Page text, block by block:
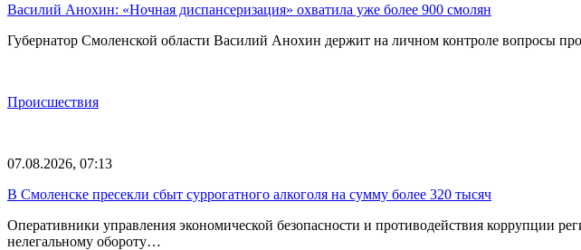
Василий Анохин: «Ночная диспансеризация» охватила уже более 900 смолян
Губернатор Смоленской области Василий Анохин держит на личном контроле вопросы
Происшествия
07.08.2026, 07:13
В Смоленске пресекли сбыт суррогатного алкоголя на сумму более 320 тысяч
Оперативники управления экономической безопасности и противодействия коррупции
нелегальному обороту…